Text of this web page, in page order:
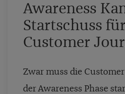
Awareness
Startschuss
Customer
Zwar muss die
der Awareness Phase